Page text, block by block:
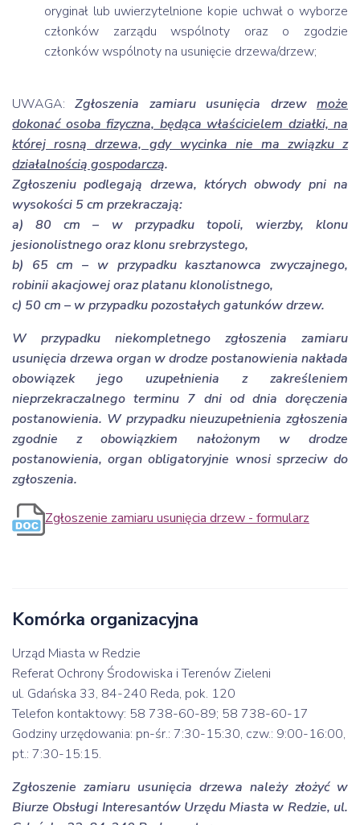
oryginał lub uwierzytelnione kopie uchwał o wyborze
członków zarządu wspólnoty oraz o zgodzie
członków wspólnoty na usunięcie drzewa/drzew;
UWAGA: Zgłoszenia zamiaru usunięcia drzew może
dokonać osoba fizyczna, będąca właścicielem działki, na
której rosną drzewa, gdy wycinka nie ma związku z
działalnością gospodarczą.
Zgłoszeniu podlegają drzewa, których obwody pni na
wysokości 5 cm przekraczają:
a) 80 cm – w przypadku topoli, wierzby, klonu
jesionolistnego oraz klonu srebrzystego,
b) 65 cm – w przypadku kasztanowca zwyczajnego,
robinii akacjowej oraz platanu klonolistnego,
c) 50 cm – w przypadku pozostałych gatunków drzew.
W przypadku niekompletnego zgłoszenia zamiaru
usunięcia drzewa organ w drodze postanowienia nakłada
obowiązek jego uzupełnienia z zakreśleniem
nieprzekraczalnego terminu 7 dni od dnia doręczenia
postanowienia. W przypadku nieuzupełnienia zgłoszenia
zgodnie z obowiązkiem nałożonym w drodze
postanowienia, organ obligatoryjnie wnosi sprzeciw do
zgłoszenia.
Zgłoszenie zamiaru usunięcia drzew - formularz
Komórka organizacyjna
Urząd Miasta w Redzie
Referat Ochrony Środowiska i Terenów Zieleni
ul. Gdańska 33, 84-240 Reda, pok. 120
Telefon kontaktowy: 58 738-60-89; 58 738-60-17
Godziny urzędowania: pn-śr.: 7:30-15:30, czw.: 9:00-16:00,
pt.: 7:30-15:15.
Zgłoszenie zamiaru usunięcia drzewa należy złożyć w
Biurze Obsługi Interesantów Urzędu Miasta w Redzie, ul.